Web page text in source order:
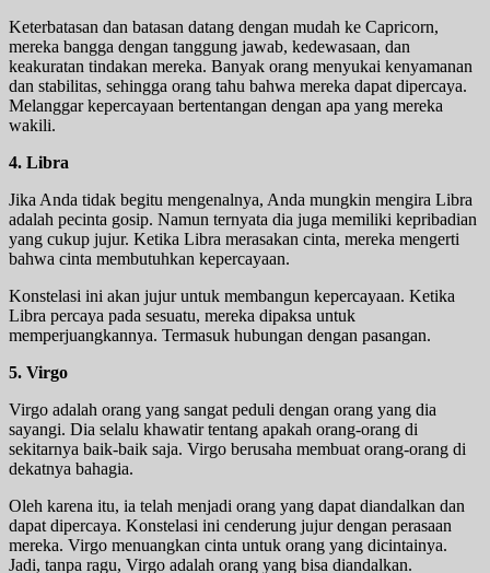
Keterbatasan dan batasan datang dengan mudah ke Capricorn,
mereka bangga dengan tanggung jawab, kedewasaan, dan
keakuratan tindakan mereka. Banyak orang menyukai kenyamanan
dan stabilitas, sehingga orang tahu bahwa mereka dapat dipercaya.
Melanggar kepercayaan bertentangan dengan apa yang mereka
wakili.
4. Libra
Jika Anda tidak begitu mengenalnya, Anda mungkin mengira Libra
adalah pecinta gosip. Namun ternyata dia juga memiliki kepribadian
yang cukup jujur. Ketika Libra merasakan cinta, mereka mengerti
bahwa cinta membutuhkan kepercayaan.
Konstelasi ini akan jujur untuk membangun kepercayaan. Ketika
Libra percaya pada sesuatu, mereka dipaksa untuk
memperjuangkannya. Termasuk hubungan dengan pasangan.
5. Virgo
Virgo adalah orang yang sangat peduli dengan orang yang dia
sayangi. Dia selalu khawatir tentang apakah orang-orang di
sekitarnya baik-baik saja. Virgo berusaha membuat orang-orang di
dekatnya bahagia.
Oleh karena itu, ia telah menjadi orang yang dapat diandalkan dan
dapat dipercaya. Konstelasi ini cenderung jujur dengan perasaan
mereka. Virgo menuangkan cinta untuk orang yang dicintainya.
Jadi, tanpa ragu, Virgo adalah orang yang bisa diandalkan.